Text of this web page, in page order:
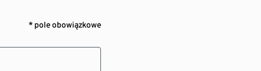
* pole obowiązkowe